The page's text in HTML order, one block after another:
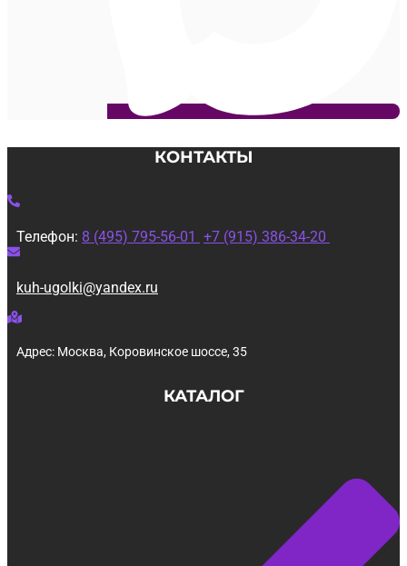
КОНТАКТЫ
Телефон: 8 (495) 795-56-01 +7 (915) 386-34-20
kuh-ugolki@yandex.ru
Адрес: Москва, Коровинское шоссе, 35
КАТАЛОГ